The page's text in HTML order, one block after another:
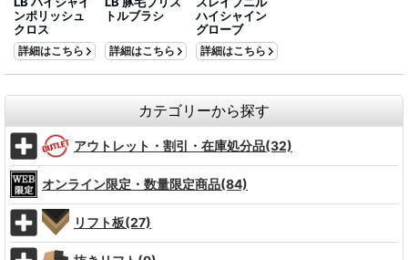
ンポリッシュ
クロス
詳細はこちら
トルブラシ
詳細はこちら
ハイシャイン
グローブ
詳細はこちら
カテゴリーから探す
アウトレット・割引・在庫処分品(32)
オンライン限定・数量限定商品(84)
リフト板(27)